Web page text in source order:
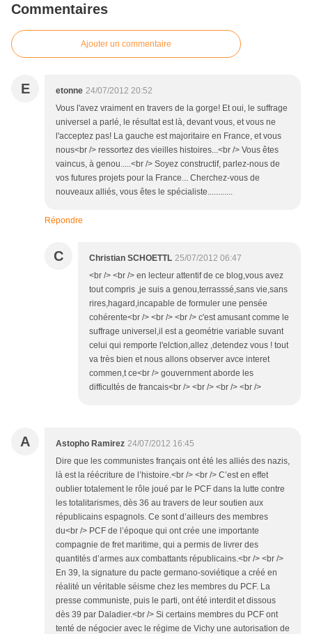
Commentaires
Ajouter un commentaire
E etonne 24/07/2012 20:52
Vous l'avez vraiment en travers de la gorge! Et oui, le suffrage
universel a parlé, le résultat est là, devant vous, et vous ne
l'acceptez pas! La gauche est majoritaire en France, et vous
nous<br /> ressortez des vieilles histoires...<br /> Vous êtes
vaincus, à genou.....<br /> Soyez constructif, parlez-nous de
vos futures projets pour la France... Cherchez-vous de
nouveaux alliés, vous êtes le spécialiste............
Répondre
C Christian SCHOETTL 25/07/2012 06:47
<br /> <br /> en lecteur attentif de ce blog,vous avez
tout compris ,je suis a genou,terrasssé,sans vie,sans
rires,hagard,incapable de formuler une pensée
cohérente<br /> <br /> <br /> c'est amusant comme le
suffrage universel,il est a geométrie variable suvant
celui qui remporte l'elction,allez ,detendez vous ! tout
va très bien et nous allons observer avce interet
commen,t ce<br /> gouvernment aborde les
difficultés de francais<br /> <br /> <br /> <br />
A Astopho Ramirez 24/07/2012 16:45
Dire que les communistes français ont été les alliés des nazis,
là est la réécriture de l’histoire.<br /> <br /> C’est en effet
oublier totalement le rôle joué par le PCF dans la lutte contre
les totalitarismes, dès 36 au travers de leur soutien aux
républicains espagnols. Ce sont d’ailleurs des membres
du<br /> PCF de l’époque qui ont crée une importante
compagnie de fret maritime, qui a permis de livrer des
quantités d’armes aux combattants républicains.<br /> <br />
En 39, la signature du pacte germano-soviétique a créé en
réalité un véritable séisme chez les membres du PCF. La
presse communiste, puis le parti, ont été interdit et dissous
dès 39 par Daladier.<br /> Si certains membres du PCF ont
tenté de négocier avec le régime de Vichy une autorisation de